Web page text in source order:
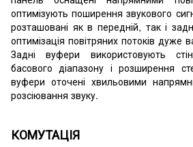
оптимізують поширення звукового
розташовані як в передній, так і
оптимізація повітряних потоків дуже
Задні вуфери використовують
басового діапазону і розширення
вуфери оточені хвильовими
розсіювання звуку.
КОМУТАЦІЯ